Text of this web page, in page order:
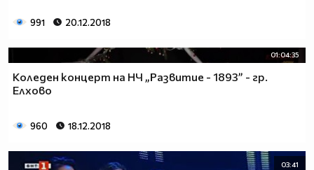
991 20.12.2018
01:04:35
Коледен концерт на НЧ „Развитие - 1893” - гр.
Елхово
960 18.12.2018
03:41